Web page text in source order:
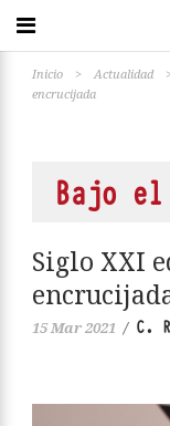
Inicio > Actualidad >
encrucijada
Bajo
Siglo XXI
15 Mar 2021 / C.